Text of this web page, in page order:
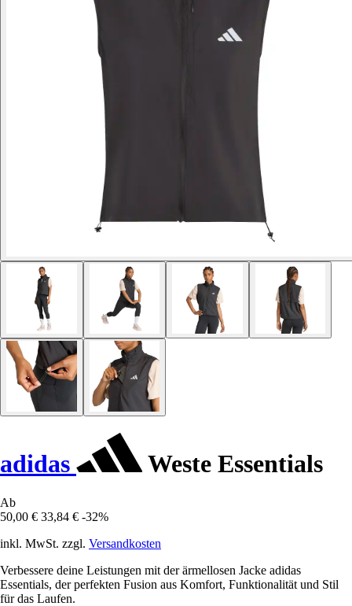
adidas Weste Essentials
Ab
50,00 € 33,84 € -32%
inkl. MwSt. zzgl. Versandkosten
Verbessere deine Leistungen mit der ärmellosen Jacke adidas
Essentials, der perfekten Fusion aus Komfort, Funktionalität und Stil
für das Laufen.